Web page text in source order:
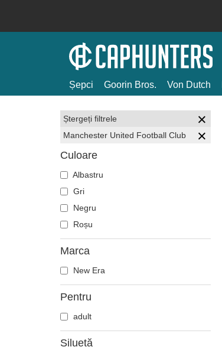
Șepci Goorin Bros. Von Dutch
Ștergeți filtrele
Manchester United Football Club
Culoare
Albastru
Gri
Negru
Roșu
Marca
New Era
Pentru
adult
Siluetă